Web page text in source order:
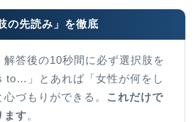
の先読み」を徹底
解答後の10秒間に必ず選択肢を
to…」とあれば「女性が何をし
づもりができる。 これだけで
ます。